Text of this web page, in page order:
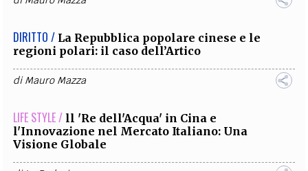
DIRITTO / La Repubblica popolare cinese e le
regioni polari: il caso dell’Artico
diMauro Mazza
LIFE STYLE / ll 'Re dell'Acqua' in Cina e
l'Innovazione nel Mercato Italiano: Una
Visione Globale